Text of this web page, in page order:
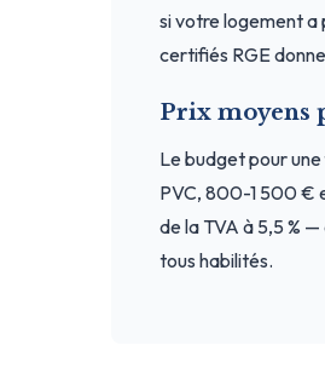
si votre logement a
certifiés RGE
Prix moyens
Le budget pour
PVC, 800-1 500 €
de la TVA à 5,5 %
tous habilités.